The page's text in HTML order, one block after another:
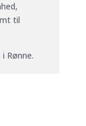
til
Rønne.